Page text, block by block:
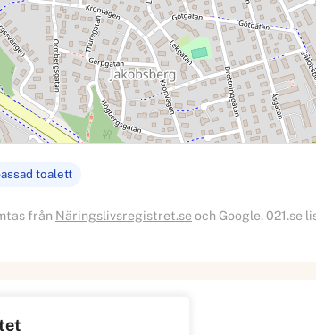
toalett
från Näringslivsregistret.se och Google. 021.se